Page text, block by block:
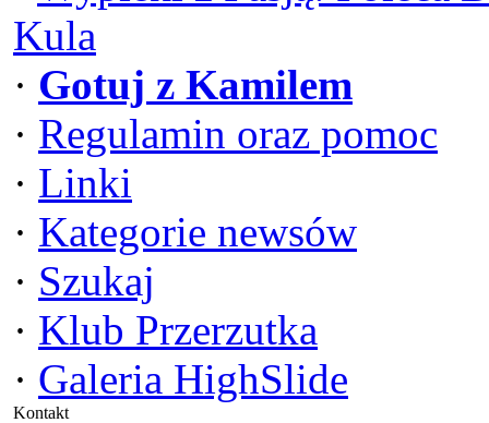
Kula
· Gotuj z Kamilem
· Regulamin oraz pomoc
· Linki
· Kategorie newsów
· Szukaj
· Klub Przerzutka
· Galeria HighSlide
Kontakt